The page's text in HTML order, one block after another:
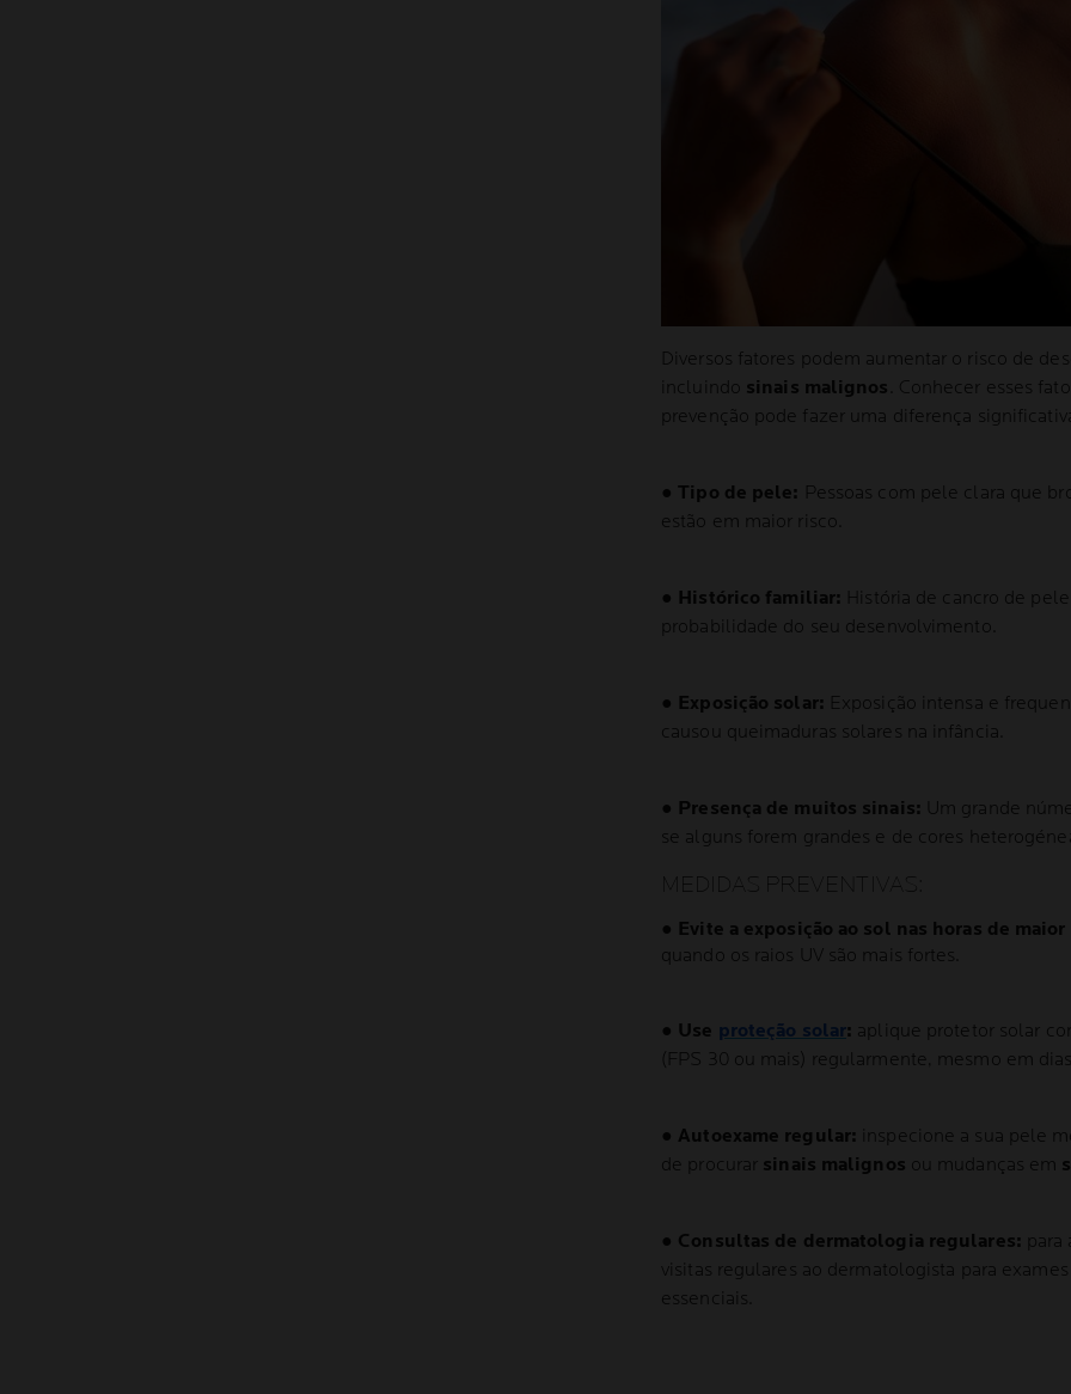
Diversos fatores podem aumentar o risco de
incluindo sinais malignos . Conhecer esses
prevenção pode fazer uma diferença
●Tipo de pele: Pessoas com pele clara que
estão em maior risco.
● Histórico familiar: História de cancro de
probabilidade do seu desenvolvimento.
● Exposição solar: Exposição intensa e
causou queimaduras solares na infância.
● Presença de muitos sinais: Um grande
se alguns forem grandes e de cores
MEDIDAS PREVENTIVAS:
● Evite a exposição ao sol nas horas de
quando os raios UV são mais fortes.
● Use proteção solar: aplique protetor solar
(FPS 30 ou mais) regularmente, mesmo em
● Autoexame regular:
inspecione a sua pele
de procurar sinais malignos ou mudanças em
● Consultas de dermatologia regulares:
visitas regulares ao dermatologista para
essenciais.